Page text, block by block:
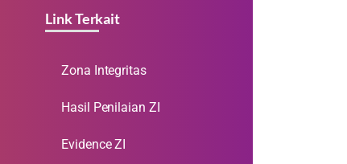
Link Terkait
Zona Integritas
Hasil Penilaian ZI
Evidence ZI